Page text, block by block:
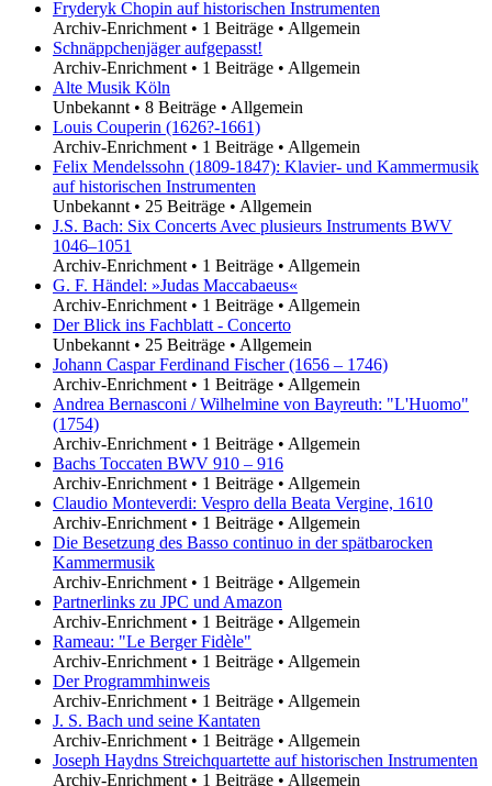
Fryderyk Chopin auf historischen Instrumenten
Archiv-Enrichment • 1 Beiträge • Allgemein
Schnäppchenjäger aufgepasst!
Archiv-Enrichment • 1 Beiträge • Allgemein
Alte Musik Köln
Unbekannt • 8 Beiträge • Allgemein
Louis Couperin (1626?-1661)
Archiv-Enrichment • 1 Beiträge • Allgemein
Felix Mendelssohn (1809-1847): Klavier- und Kammermusik
auf historischen Instrumenten
Unbekannt • 25 Beiträge • Allgemein
J.S. Bach: Six Concerts Avec plusieurs Instruments BWV
1046–1051
Archiv-Enrichment • 1 Beiträge • Allgemein
G. F. Händel: »Judas Maccabaeus«
Archiv-Enrichment • 1 Beiträge • Allgemein
Der Blick ins Fachblatt - Concerto
Unbekannt • 25 Beiträge • Allgemein
Johann Caspar Ferdinand Fischer (1656 – 1746)
Archiv-Enrichment • 1 Beiträge • Allgemein
Andrea Bernasconi / Wilhelmine von Bayreuth: "L'Huomo"
(1754)
Archiv-Enrichment • 1 Beiträge • Allgemein
Bachs Toccaten BWV 910 – 916
Archiv-Enrichment • 1 Beiträge • Allgemein
Claudio Monteverdi: Vespro della Beata Vergine, 1610
Archiv-Enrichment • 1 Beiträge • Allgemein
Die Besetzung des Basso continuo in der spätbarocken
Kammermusik
Archiv-Enrichment • 1 Beiträge • Allgemein
Partnerlinks zu JPC und Amazon
Archiv-Enrichment • 1 Beiträge • Allgemein
Rameau: "Le Berger Fidèle"
Archiv-Enrichment • 1 Beiträge • Allgemein
Der Programmhinweis
Archiv-Enrichment • 1 Beiträge • Allgemein
J. S. Bach und seine Kantaten
Archiv-Enrichment • 1 Beiträge • Allgemein
Joseph Haydns Streichquartette auf historischen Instrumenten
Archiv-Enrichment • 1 Beiträge • Allgemein